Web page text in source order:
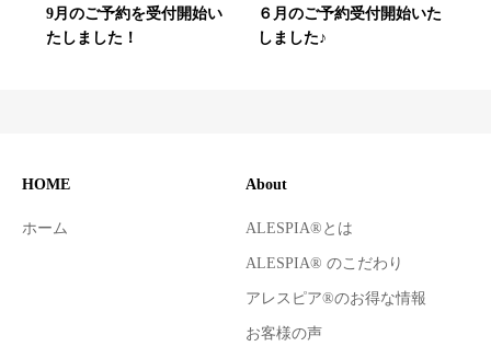
9月のご予約を受付開始い
たしました！
６月のご予約受付開始いた
しました♪
HOME
ホーム
About
ALESPIA®とは
ALESPIA® のこだわり
アレスピア®のお得な情報
お客様の声